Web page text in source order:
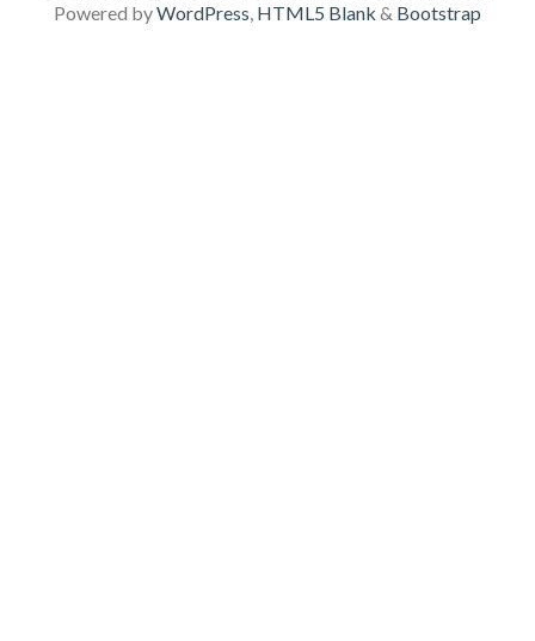
Powered byWordPress, HTML5 Blank & Bootstrap